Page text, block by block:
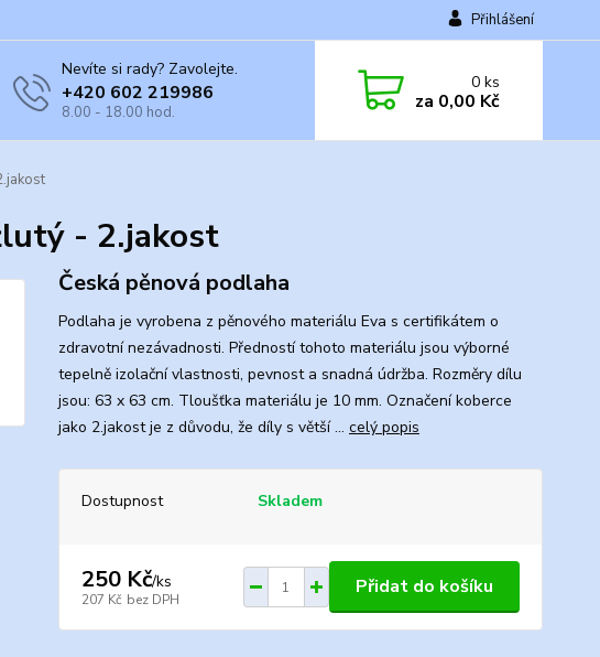
Přihlášení
Nevíte si rady? Zavolejte.
+420 602 219986
8.00 - 18.00 hod.
0ks
za 0,00 Kč
- 2.jakost
Česká pěnová podlaha
Podlaha je vyrobena z pěnového materiálu Eva s certifikátem o
zdravotní nezávadnosti. Předností tohoto materiálu jsou výborné
tepelně izolační vlastnosti, pevnost a snadná údržba. Rozměry dílu
jsou: 63 x 63 cm. Tloušťka materiálu je 10 mm. Označení koberce
jako 2.jakost je z důvodu, že díly s větší ... celý popis
Dostupnost Skladem
250 Kč/ks
207 Kč bez DPH
Přidat do košíku